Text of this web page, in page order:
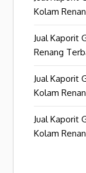
Kolam
Jual Kaporit
Renang
Jual Kaporit
Kolam
Jual Kaporit
Kolam